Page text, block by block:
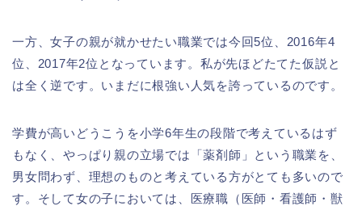
一方、女子の親が就かせたい職業では今回5位、2016年4
位、2017年2位となっています。私が先ほどたてた仮説と
は全く逆です。いまだに根強い人気を誇っているのです。
学費が高いどうこうを小学6年生の段階で考えているはず
もなく、やっぱり親の立場では「薬剤師」という職業を、
男女問わず、理想のものと考えている方がとても多いので
す。そして女の子においては、医療職（医師・看護師・獣